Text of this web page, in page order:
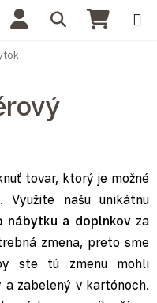
Hľadať
tovar, ktorý je možné
našu unikátnu
nábytku a doplnkov za
zmena, preto sme
ste tú zmenu mohli
a zabelený v kartónoch.